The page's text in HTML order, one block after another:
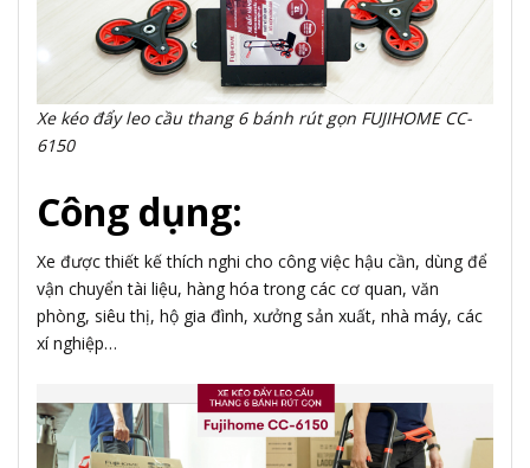
Xe kéo đẩy leo cầu thang 6 bánh rút gọn FUJIHOME CC-
6150
Công dụng:
Xe được thiết kế thích nghi cho công việc hậu cần, dùng để
vận chuyển tài liệu, hàng hóa trong các cơ quan, văn
phòng, siêu thị, hộ gia đình, xưởng sản xuất, nhà máy, các
xí nghiệp…